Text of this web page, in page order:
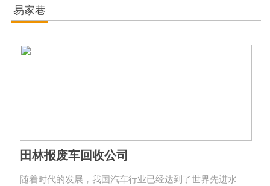
易家巷
田林报废车回收公司
随着时代的发展，我国汽车行业已经达到了世界先进水